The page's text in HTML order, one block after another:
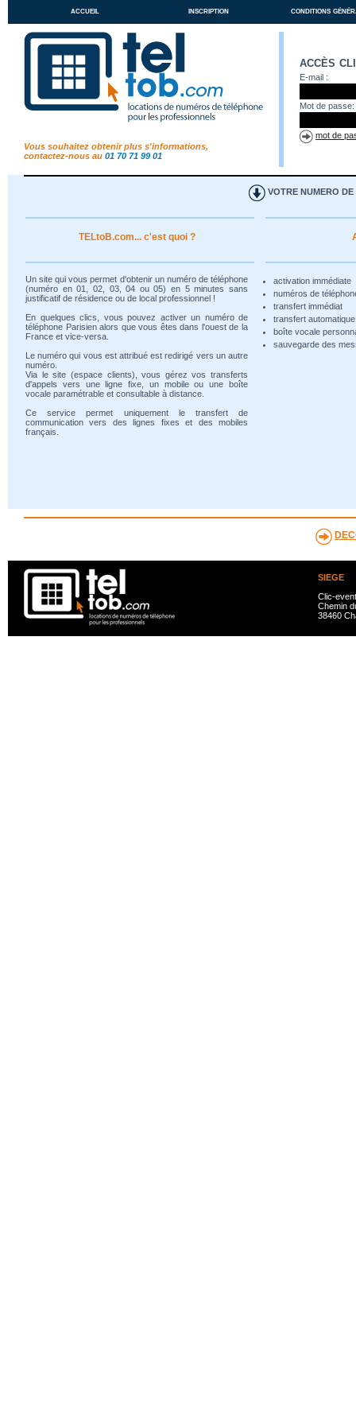
accueil inscription conditions
Vous souhaitez obtenir plus s'informations,
contactez-nous au 01 70 71 99 01
accès
E-mail :
Mot de passe:
mot de
VOTRE NUMERO DE
TELtoB.com... c'est quoi ?
Un site qui vous permet d'obtenir un numéro de téléphone
(numéro en 01, 02, 03, 04 ou 05) en 5 minutes sans
justificatif de résidence ou de local professionnel !
En quelques clics, vous pouvez activer un numéro de
téléphone Parisien alors que vous êtes dans l'ouest de la
France et vice-versa.
Le numéro qui vous est attribué est redirigé vers un autre
numéro.
Via le site (espace clients), vous gérez vos transferts
d'appels vers une ligne fixe, un mobile ou une boîte
vocale paramétrable et consultable à distance.
Ce service permet uniquement le transfert de
communication vers des lignes fixes et des mobiles
français.
activation immédiate
numéros de
transfert immédiat
transfert
boîte vocale
sauvegarde des
SIEGE
Clic-
Chemin
38460